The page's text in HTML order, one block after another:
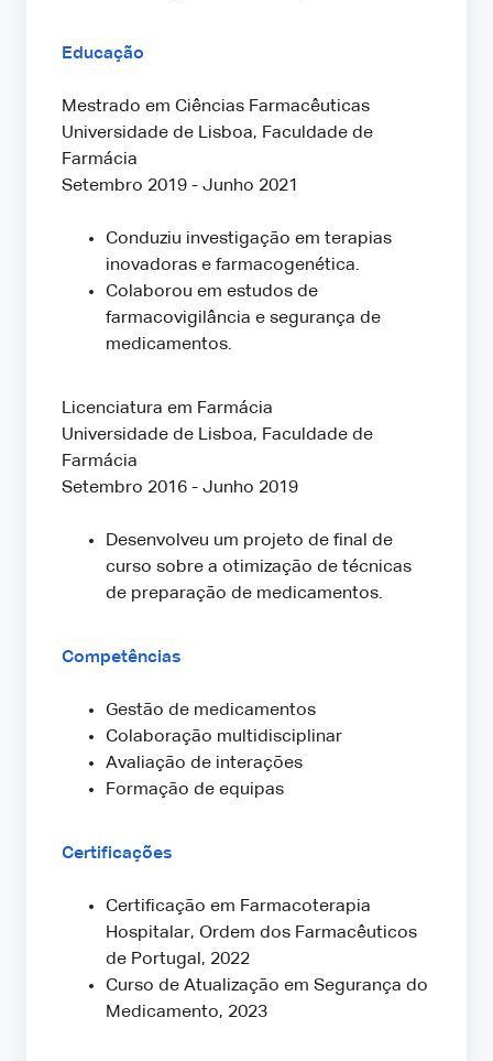
Educação
Mestrado em Ciências Farmacêuticas
Universidade de Lisboa, Faculdade de
Farmácia
Setembro 2019 - Junho 2021
Conduziu investigação em terapias
inovadoras e farmacogenética.
Colaborou em estudos de
farmacovigilância e segurança de
medicamentos.
Licenciatura em Farmácia
Universidade de Lisboa, Faculdade de
Farmácia
Setembro 2016 - Junho 2019
Desenvolveu um projeto de final de
curso sobre a otimização de técnicas
de preparação de medicamentos.
Competências
Gestão de medicamentos
Colaboração multidisciplinar
Avaliação de interações
Formação de equipas
Certificações
Certificação em Farmacoterapia
Hospitalar, Ordem dos Farmacêuticos
de Portugal, 2022
Curso de Atualização em Segurança do
Medicamento, 2023